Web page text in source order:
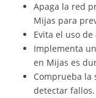
Apaga la red
Mijas para
Evita el uso
Implementa
en Mijas es
Comprueba la
detectar fallos.